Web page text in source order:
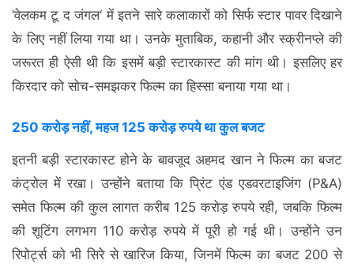
‘वेलकम टू द जंगल‘ में इतने सारे कलाकारों को सिर्फ स्टार पावर दिखाने
के लिए नहीं लिया गया था। उनके मुताबिक, कहानी और स्क्रीनप्ले की
जरूरत ही ऐसी थी कि इसमें बड़ी स्टारकास्ट की मांग थी। इसलिए हर
किरदार को सोच-समझकर फिल्म का हिस्सा बनाया गया था।
250 करोड़ नहीं, महज 125 करोड़ रुपये था कुल बजट
इतनी बड़ी स्टारकास्ट होने के बावजूद अहमद खान ने फिल्म का बजट
कंट्रोल में रखा। उन्होंने बताया कि प्रिंट एंड एडवरटाइजिंग (P&A)
समेत फिल्म की कुल लागत करीब 125 करोड़ रुपये रही, जबकि फिल्म
की शूटिंग लगभग 110 करोड़ रुपये में पूरी हो गई थी। उन्होंने उन
रिपोर्ट्स को भी सिरे से खारिज किया, जिनमें फिल्म का बजट 200 से